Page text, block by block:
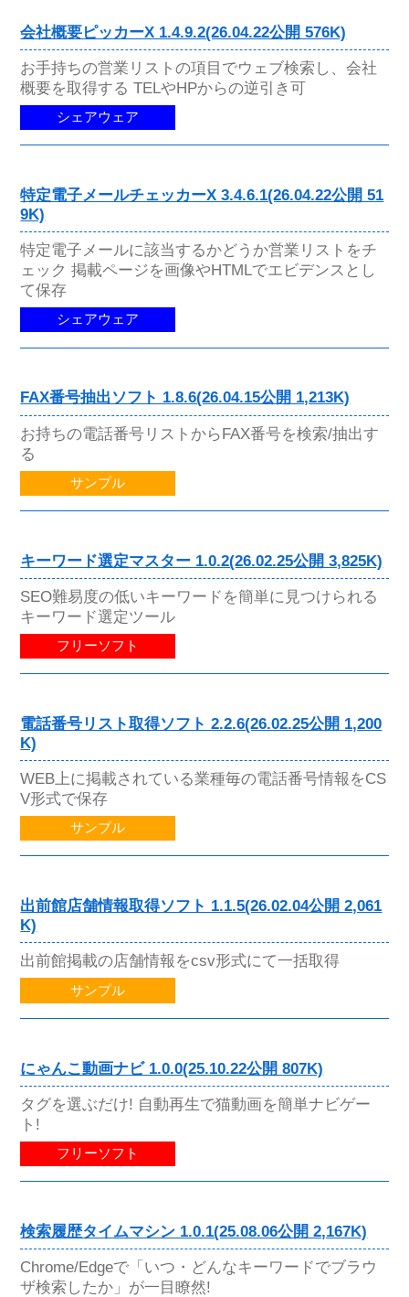
会社概要ピッカーX 1.4.9.2(26.04.22公開 576K)
お手持ちの営業リストの項目でウェブ検索し、会社
概要を取得する TELやHPからの逆引き可
シェアウェア
特定電子メールチェッカーX 3.4.6.1(26.04.22公開 51
9K)
特定電子メールに該当するかどうか営業リストをチ
ェック 掲載ページを画像やHTMLでエビデンスとし
て保存
シェアウェア
FAX番号抽出ソフト 1.8.6(26.04.15公開 1,213K)
お持ちの電話番号リストからFAX番号を検索/抽出す
る
サンプル
キーワード選定マスター 1.0.2(26.02.25公開 3,825K)
SEO難易度の低いキーワードを簡単に見つけられる
キーワード選定ツール
フリーソフト
電話番号リスト取得ソフト 2.2.6(26.02.25公開 1,200
K)
WEB上に掲載されている業種毎の電話番号情報をCS
V形式で保存
サンプル
出前館店舗情報取得ソフト 1.1.5(26.02.04公開 2,061
K)
出前館掲載の店舗情報をcsv形式にて一括取得
サンプル
にゃんこ動画ナビ 1.0.0(25.10.22公開 807K)
タグを選ぶだけ! 自動再生で猫動画を簡単ナビゲー
ト!
フリーソフト
検索履歴タイムマシン 1.0.1(25.08.06公開 2,167K)
Chrome/Edgeで「いつ・どんなキーワードでブラウ
ザ検索したか」が一目瞭然!